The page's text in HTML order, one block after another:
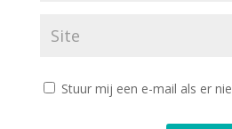
Stuur mij een e-mail als er